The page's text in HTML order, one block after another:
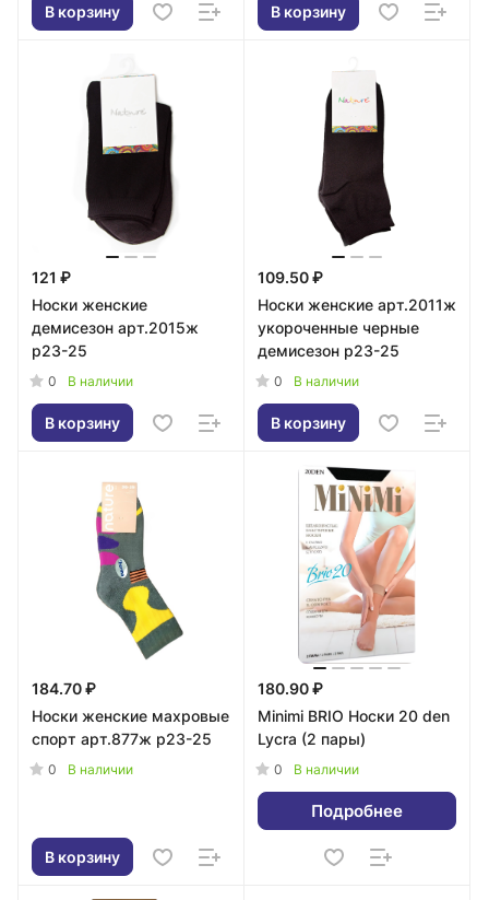
В корзину В корзину
121 ₽
Носки женские
демисезон арт.2015ж
р23-25
0 В наличии
В корзину
109.50 ₽
Носки женские арт.2011ж
укороченные черные
демисезон р23-25
0 В наличии
В корзину
184.70 ₽
Носки женские махровые
спорт арт.877ж р23-25
0 В наличии
В корзину
180.90 ₽
Minimi BRIO Носки 20 den
Lycra (2 пары)
0 В наличии
Подробнее